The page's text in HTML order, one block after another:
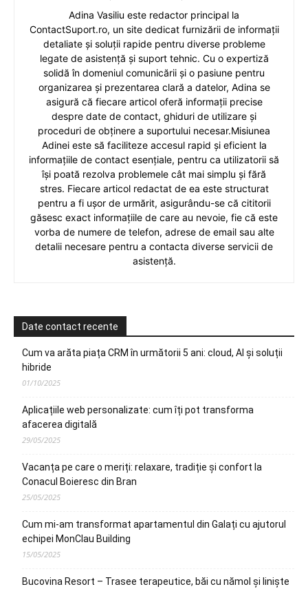
Adina Vasiliu este redactor principal la
ContactSuport.ro, un site dedicat furnizării de informații
detaliate și soluții rapide pentru diverse probleme
legate de asistență și suport tehnic. Cu o expertiză
solidă în domeniul comunicării și o pasiune pentru
organizarea și prezentarea clară a datelor, Adina se
asigură că fiecare articol oferă informații precise
despre date de contact, ghiduri de utilizare și
proceduri de obținere a suportului necesar.Misiunea
Adinei este să faciliteze accesul rapid și eficient la
informațiile de contact esențiale, pentru ca utilizatorii să
își poată rezolva problemele cât mai simplu și fără
stres. Fiecare articol redactat de ea este structurat
pentru a fi ușor de urmărit, asigurându-se că cititorii
găsesc exact informațiile de care au nevoie, fie că este
vorba de numere de telefon, adrese de email sau alte
detalii necesare pentru a contacta diverse servicii de
asistență.
Date contact recente
Cum va arăta piața CRM în următorii 5 ani: cloud, AI și soluții
hibride
01/10/2025
Aplicațiile web personalizate: cum îți pot transforma
afacerea digitală
29/05/2025
Vacanța pe care o meriți: relaxare, tradiție și confort la
Conacul Boieresc din Bran
25/05/2025
Cum mi-am transformat apartamentul din Galați cu ajutorul
echipei MonClau Building
15/05/2025
Bucovina Resort – Trasee terapeutice, băi cu nămol și liniște